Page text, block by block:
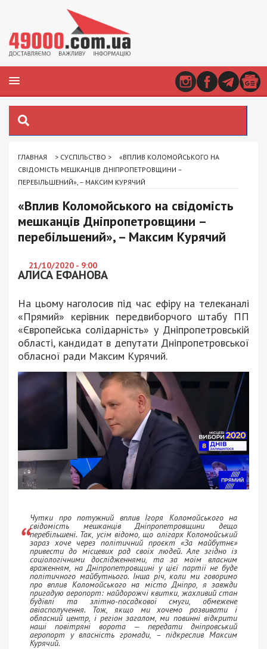
ГЛАВНАЯ > СУСПІЛЬСТВО >
«ВПЛИВ КОЛОМОЙСЬКОГО НА
СВІДОМІСТЬ МЕШКАНЦІВ ДНІПРОПЕТРОВЩИНИ –
ПЕРЕБІЛЬШЕНИЙ», – МАКСИМ КУРЯЧИЙ
«Вплив Коломойського на свідомість
мешканців Дніпропетровщини –
перебільшений», – Максим Курячий
21/10/2020 - 9:00
АЛИСА ЕФАНОВА
На цьому наголосив під час ефіру на телеканалі
«Прямий» керівник передвиборчого штабу ПП
«Європейська солідарність» у Дніпропетровській
області, кандидат в депутати Дніпропетровської
обласної ради Максим Курячий.
Чутки про потужний вплив Ігоря Коломойського на
свідомість мешканців Дніпропетровщини дещо
перебільшені. Так, усім відомо, що олігарх Коломойський
зараз хоче через політичний проєкт «За майбутнє»
привести до місцевих рад своїх людей. Але згідно із
соціологічними дослідженнями, та за моїм власним
враженням, на Дніпропетровщині у цієї партії не буде
політичного майбутнього. Інша річ, коли ми говоримо
про вплив Коломойського на місто Дніпро, я завжди
пригадую аеропорт: найдорожчі квитки, жахливий стан
будівлі та злітно-посадкової смуги, обмежене
авіасполучення. Тож, якщо ми хочемо розвивати і
обласний центр, і регіон загалом, ми повинні відкрити
наші повітряні ворота — передати дніпровський
аеропорт у власність громади, – підкреслив Максим
Курячий.